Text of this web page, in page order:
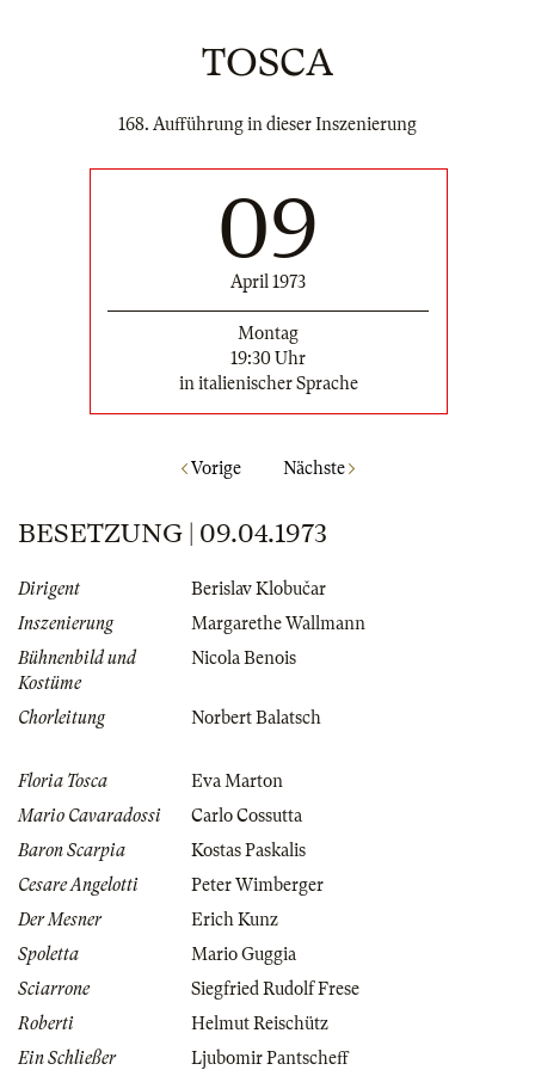
TOSCA
168. Aufführung in dieser Inszenierung
09
April 1973
Montag
19:30 Uhr
in italienischer Sprache
Vorige Nächste
BESETZUNG | 09.04.1973
Dirigent
Berislav Klobučar
Inszenierung
Margarethe Wallmann
Bühnenbild und
Kostüme
Nicola Benois
Chorleitung Norbert Balatsch
Floria Tosca
Eva Marton
Mario Cavaradossi
Carlo Cossutta
Baron Scarpia
Kostas Paskalis
Cesare Angelotti
Peter Wimberger
Der Mesner
Erich Kunz
Spoletta
Mario Guggia
Sciarrone
Siegfried Rudolf Frese
Roberti
Helmut Reischütz
Ein Schließer
Ljubomir Pantscheff